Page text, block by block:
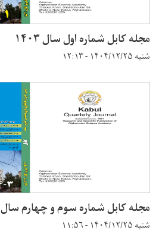
مجله کابل شماره اول سال ۱۴۰۳
شنبه ۱۴۰۴/۱۲/۲۵ - ۱۲:۱۳
مجله کابل شماره سوم و چهارم سال ۱۴۰۲
شنبه ۱۴۰۴/۱۲/۲۵ - ۱۱:۵۶